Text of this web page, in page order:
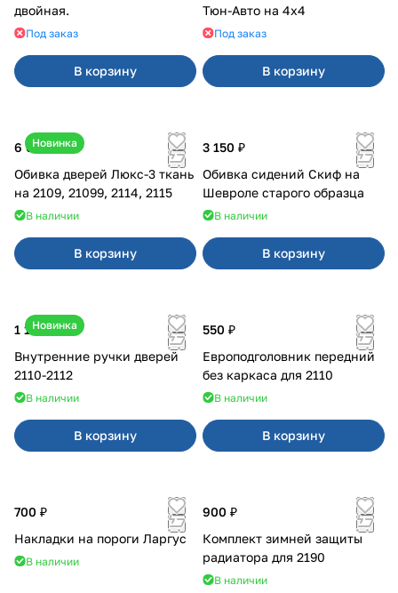
двойная.
Под заказ
В корзину
Тюн-Авто на 4x4
Под заказ
В корзину
Новинка
6 000 ₽
Обивка дверей Люкс-3 ткань
на 2109, 21099, 2114, 2115
В наличии
В корзину
3 150 ₽
Обивка сидений Скиф на
Шевроле старого образца
В наличии
В корзину
Новинка
1 170 ₽
Внутренние ручки дверей
2110-2112
В наличии
В корзину
550 ₽
Европодголовник передний
без каркаса для 2110
В наличии
В корзину
700 ₽
Накладки на пороги Ларгус
В наличии
900 ₽
Комплект зимней защиты
радиатора для 2190
В наличии